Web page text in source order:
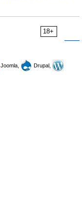
18+
Joomla,
Drupal,